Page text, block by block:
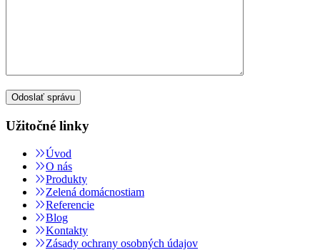
Užitočné linky
Úvod
O nás
Produkty
Zelená domácnostiam
Referencie
Blog
Kontakty
Zásady ochrany osobných údajov